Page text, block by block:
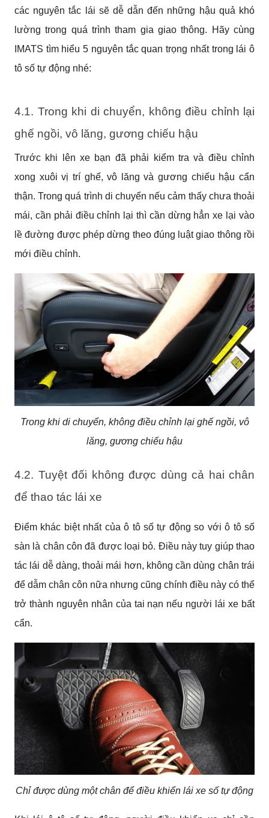
các nguyên tắc lái sẽ dễ dẫn đến những hậu quả khó
lường trong quá trình tham gia giao thông. Hãy cùng
IMATS tìm hiểu 5 nguyên tắc quan trọng nhất trong lái ô
tô số tự động nhé:
4.1. Trong khi di chuyển, không điều chỉnh lại
ghế ngồi, vô lăng, gương chiếu hậu
Trước khi lên xe bạn đã phải kiểm tra và điều chỉnh
xong xuôi vị trí ghế, vô lăng và gương chiếu hậu cẩn
thận. Trong quá trình di chuyển nếu cảm thấy chưa thoải
mái, cần phải điều chỉnh lại thì cần dừng hẳn xe lại vào
lề đường được phép dừng theo đúng luật giao thông rồi
mới điều chỉnh.
Trong khi di chuyển, không điều chỉnh lại ghế ngồi, vô
lăng, gương chiếu hậu
4.2. Tuyệt đối không được dùng cả hai chân
để thao tác lái xe
Điểm khác biệt nhất của ô tô số tự động so với ô tô số
sàn là chân côn đã được loại bỏ. Điều này tuy giúp thao
tác lái dễ dàng, thoải mái hơn, không cần dùng chân trái
để dẫm chân côn nữa nhưng cũng chính điều này có thể
trở thành nguyên nhân của tai nạn nếu người lái xe bất
cẩn.
Chỉ được dùng một chân để điều khiển lái xe số tự động